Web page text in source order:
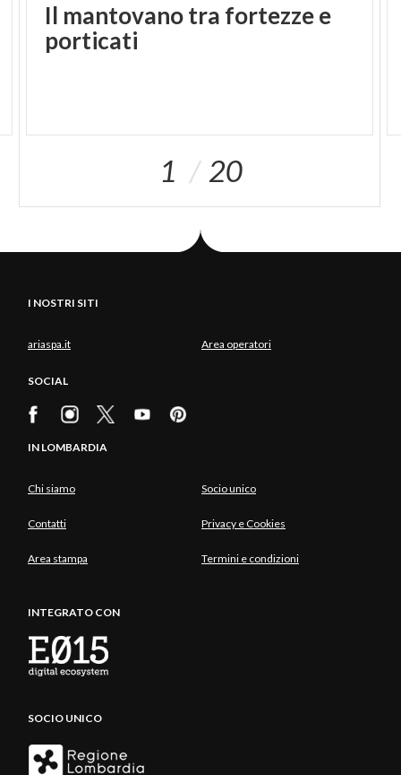
Il mantovano tra fortezze e
porticati
1 20
I NOSTRI SITI
ariaspa.it Area operatori
SOCIAL
IN LOMBARDIA
Chi siamo Socio unico
Contatti Privacy e Cookies
Area stampa Termini e condizioni
INTEGRATO CON
SOCIO UNICO